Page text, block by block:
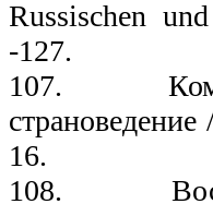
Russischen
-127.
107.
16.
108.